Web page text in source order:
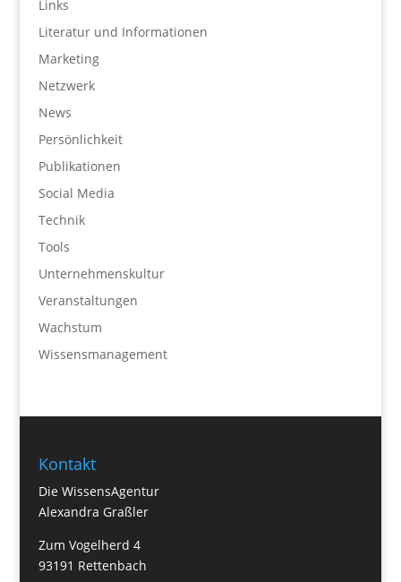
Links
Literatur und Informationen
Marketing
Netzwerk
News
Persönlichkeit
Publikationen
Social Media
Technik
Tools
Unternehmenskultur
Veranstaltungen
Wachstum
Wissensmanagement
Kontakt
Die WissensAgentur
Alexandra Graßler
Zum Vogelherd 4
93191 Rettenbach